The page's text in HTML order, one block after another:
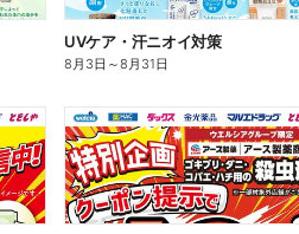
UVケア・汗ニオイ対策
8月3日 ～8月31日